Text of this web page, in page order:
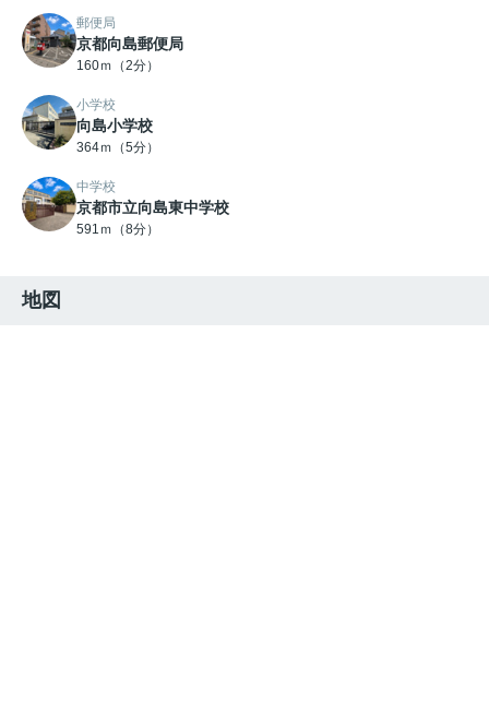
郵便局
京都向島郵便局
160ｍ（2分）
小学校
向島小学校
364ｍ（5分）
中学校
京都市立向島東中学校
591ｍ（8分）
地図